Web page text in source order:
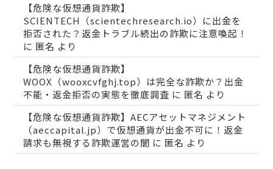
【危険な仮想通貨詐欺】
SCIENTECH（scientechresearch.io）に出金を
拒否された？返金トラブル続出の詐欺に注意喚起！
に 匿名 より
【危険な仮想通貨詐欺】
WOOX（wooxcvfghj.top）は完全な詐欺か？出金
不能・返金拒否の実態を徹底調査 に 匿名 より
【危険な仮想通貨詐欺】AECアセットマネジメント
（aeccapital.jp）で仮想通貨が出金不可に！返金
請求も無視する詐欺運営の闇 に 匿名 より